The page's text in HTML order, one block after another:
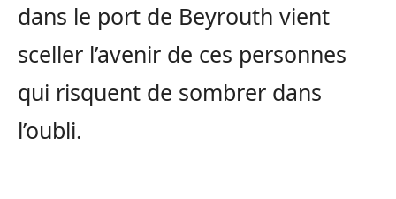
dans le port de Beyrouth vient
sceller l’avenir de ces personnes
qui risquent de sombrer dans
l’oubli.